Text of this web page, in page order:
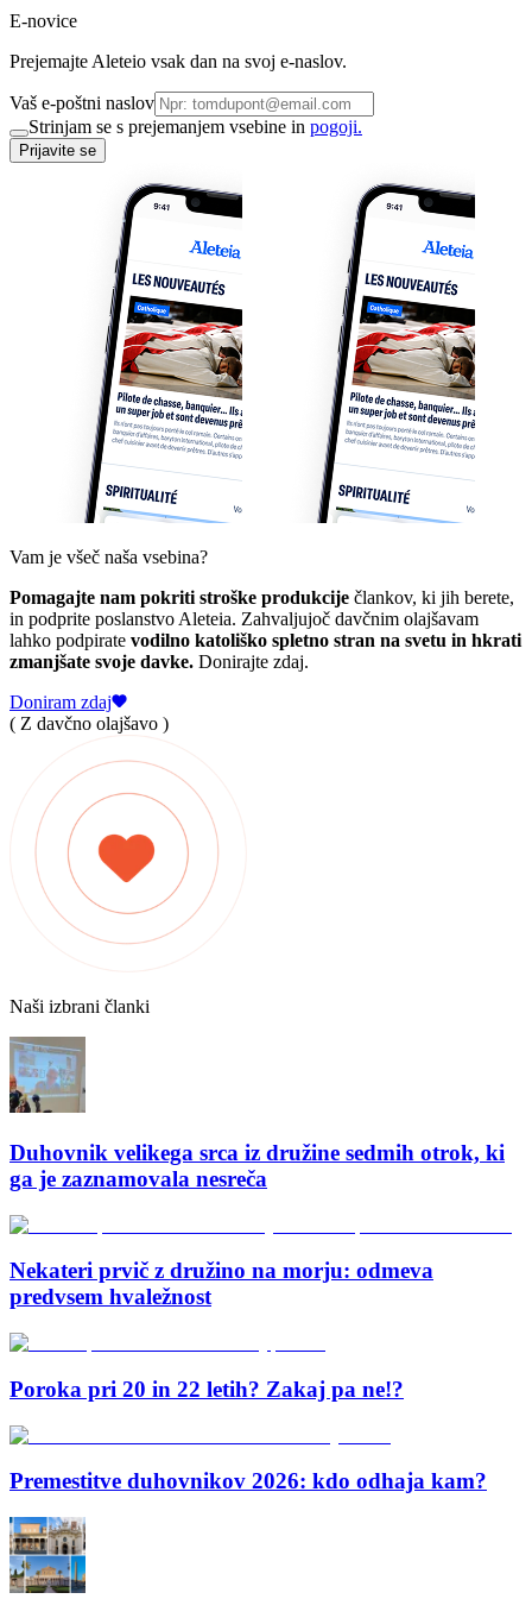
E-novice
Prejemajte Aleteio vsak dan na svoj e-naslov.
Vaš e-poštni naslov
Strinjam se s prejemanjem vsebine in pogoji.
Prijavite se
Vam je všeč naša vsebina?
Pomagajte nam pokriti stroške produkcije člankov, ki jih berete,
in podprite poslanstvo Aleteia. Zahvaljujoč davčnim olajšavam
lahko podpirate vodilno katoliško spletno stran na svetu in hkrati
zmanjšate svoje davke. Donirajte zdaj.
Doniram zdaj
( Z davčno olajšavo )
Naši izbrani članki
Duhovnik velikega srca iz družine sedmih otrok, ki
ga je zaznamovala nesreča
Nekateri prvič z družino na morju: odmeva
predvsem hvaležnost
Poroka pri 20 in 22 letih? Zakaj pa ne!?
Premestitve duhovnikov 2026: kdo odhaja kam?